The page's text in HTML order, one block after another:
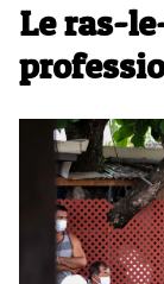
Le ras-